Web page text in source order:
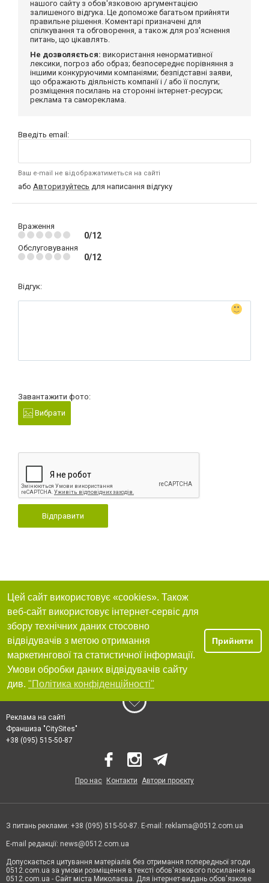
нашого сайту з обов'язковою аргументацією
залишеного відгука. Це допоможе багатьом прийняти
правильне рішення. Коментарі призначені для
спілкування та обговорення, а також для роз'яснення
питань, що цікавлять.
Не дозволяється: використання ненормативної
лексики, погроз або образ; безпосереднє порівняння з
іншими конкуруючими компаніями; безпідставні заяви,
що ображають діяльність компанії і / або її послуги;
розміщення посилань на сторонні інтернет-ресурси;
реклама та самореклама.
Введіть email:
Ваш e-mail не відображатиметься на сайті
або Авторизуйтесь для написання відгуку
Враження
0/12
Обслуговування
0/12
Відгук:
Завантажити фото:
Вибрати
Відправити
Цей сайт використовує «cookies». Також
веб-сайт використовує інтернет-сервіс для
збору технічних даних стосовно
відвідувачів з метою отримання
маркетингової та статистичної інформації.
Умови обробки даних відвідувачів сайту
див. "Політика конфіденційності"
Прийняти
Реклама на сайті
Франшиза "CitySites"
+38 (095) 515-50-87
Про нас Контакти Автори проєкту
З питань реклами: +38 (095) 515-50-87. E-mail: reklama@0512.com.ua
E-mail редакції: news@0512.com.ua
Допускається цитування матеріалів без отримання попередньої згоди
0512.com.ua за умови розміщення в тексті обов'язкового посилання на
0512.com.ua - Сайт міста Миколаєва. Для інтернет-видань обов'язкове